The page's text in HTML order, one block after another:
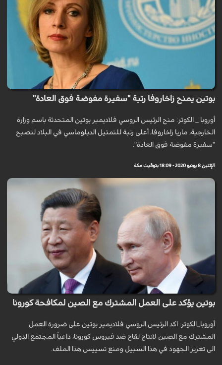
بوتين يمنح زاخاروفا رتبة "سفيرة مفوضة فوق العادة"
أوروبا _ الكوثر: منح الرئيس الروسي فلاديمير بوتين المتحدثة باسم وزارة
الخارجية، ماريا زاخاروفا، أعلى رتبة للتمثيل الدبلوماسي في البلاد لتصبح
"سفيرة مفوضة فوق العادة".
الإثنين 8 يونيو 2020 - 18:09 بتوقيت مكة
بوتين يؤكد على العمل المشترك مع الصين لمكافحة كورونا
أوروبا_الكوثر: اكد الرئيس الروسي فلاديمير بوتين على ضرورة العمل
المشترك مع الصين لانتاج لقاح ضد فيروس كورونا، داعياً المجتمع الدولي
الى تعزيز الجهود في هذا السبيل ومنع تسييس هذا الملف.